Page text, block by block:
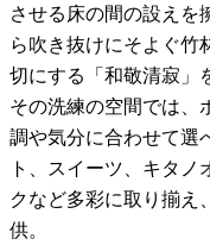
させる床の間の設えを
ら吹き抜けにそよぐ竹
切にする「和敬清寂」
その洗練の空間では、
調や気分に合わせて選
ト、スイーツ、キタ
クなど多彩に取り揃え
供。